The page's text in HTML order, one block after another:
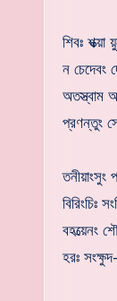
শিবঃ
ন চেদেবং
অতস্ত্বাম
প্রণন্তুং
বিরিংচিঃ
বহত্য়েনং
হরঃ